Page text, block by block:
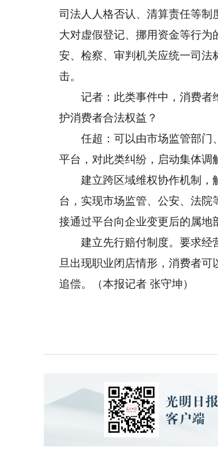
司法人人格否认、清算责任等
大对虚假登记、挪用资金等行
安、检察、审判机关应统一司
击。
记者：此类事件中，消费者
护消费者合法权益？
任超：可以由市场监管部门、
平台，对此类纠纷，启动集体调
建立跨区域维权协作机制，
台，实现市场监管、公安、法
接通过平台向企业变更后的属地
建立先行赔付制度。要求经
旦出现职业闭店情形，消费者
追偿。（本报记者 张守坤）